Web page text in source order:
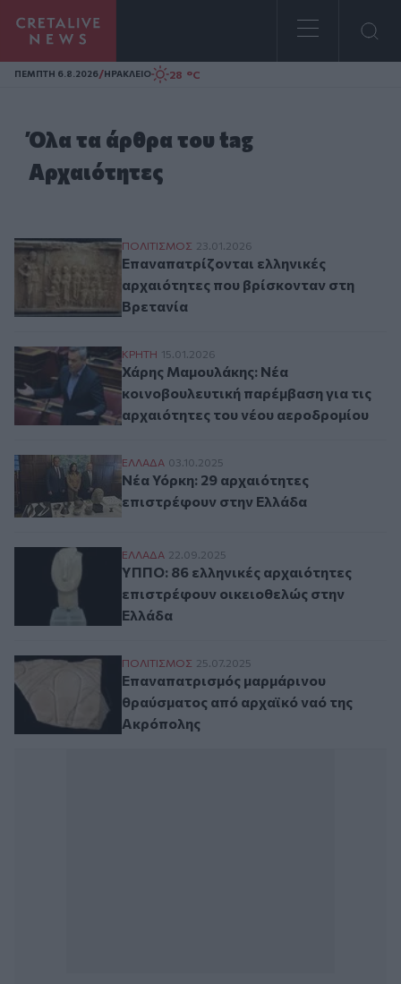
Homepage
ΠΕΜΠΤΗ 6.8.2026/ΗΡΑΚΛΕΙΟ 28 °C
Όλα τα άρθρα του tag
Αρχαιότητες
Επαναπατρίζονται ελληνικές
ΠΟΛΙΤΙΣΜΟΣ 23.01.2026
Επαναπατρίζονται ελληνικές
αρχαιότητες που βρίσκονταν στη
Βρετανία
Χάρης Μαμουλάκης: Νέα
ΚΡΗΤΗ 15.01.2026
Χάρης Μαμουλάκης: Νέα
κοινοβουλευτική παρέμβαση για τις
αρχαιότητες του νέου αεροδρομίου
Νέα Υόρκη: 29 αρχαιότητες επιστρέφουν
ΕΛΛAΔΑ 03.10.2025
Νέα Υόρκη: 29 αρχαιότητες
επιστρέφουν στην Ελλάδα
ΥΠΠΟ: 86 ελληνικές αρχαιότητες
ΕΛΛAΔΑ 22.09.2025
ΥΠΠΟ: 86 ελληνικές αρχαιότητες
επιστρέφουν οικειοθελώς στην
Ελλάδα
Επαναπατρισμός μαρμάρινου
ΠΟΛΙΤΙΣΜΟΣ 25.07.2025
Επαναπατρισμός μαρμάρινου
θραύσματος από αρχαϊκό ναό της
Ακρόπολης